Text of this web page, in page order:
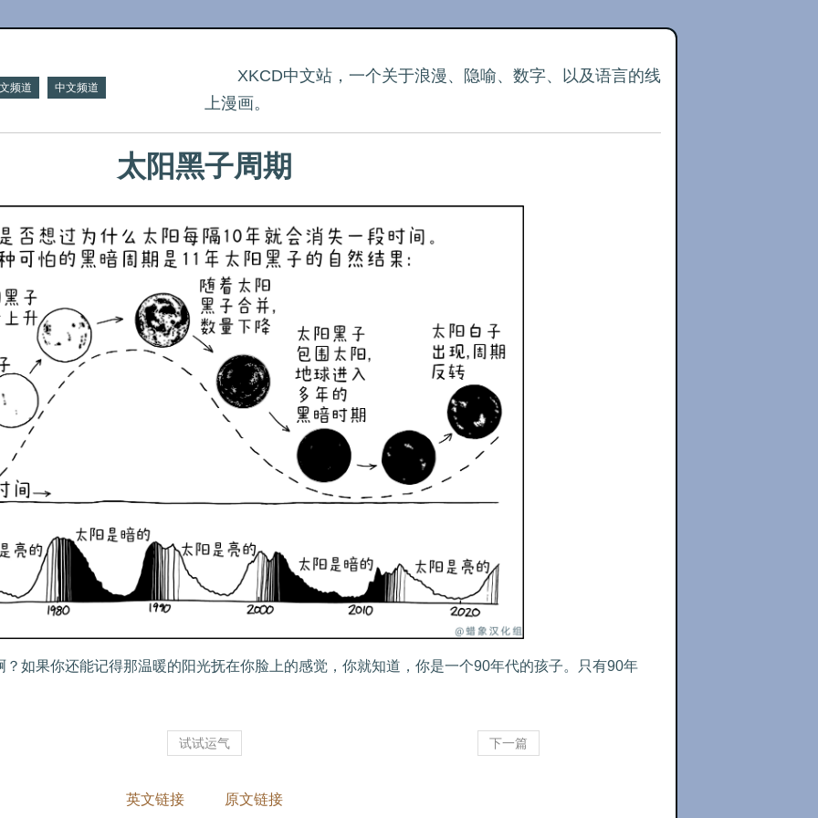
频道 中文频道
XKCD中文站，一个关于浪漫、隐喻、数字、以及语言的线
上漫画。
太阳黑子周期
如果你还能记得那温暖的阳光抚在你脸上的感觉，你就知道，你是一个90年代的孩子。只有90年
下一篇
试试运气
英文链接 原文链接